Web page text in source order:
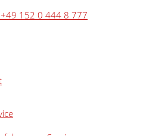
+49 152 0 444 8 777